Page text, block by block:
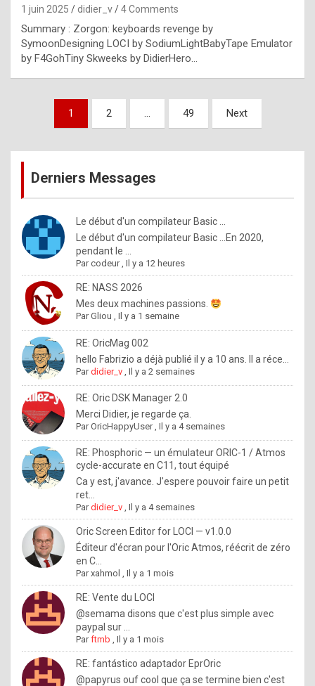
l
e
x
a
%
m
a
d
b
y
o
l
e
x
.
I
f
y
o
u
w
a
n
t
o
1 juin 2025 didier_v 4 Comments
Summary : Zorgon: keyboards revenge by
SymoonDesigning LOCI by SodiumLightBabyTape Emulator
by F4GohTiny Skweeks by DidierHero…
Pagination
publications
1 2 … 49 Next
Derniers Messages
Le début d'un compilateur Basic ...
Le début d'un compilateur Basic ...En 2020,
pendant le ...
Parcodeur,Il y a 12 heures
RE: NASS 2026
Mes deux machines passions.
ParGliou ,Il y a 1 semaine
RE: OricMag 002
hello Fabrizio a déjà publié il y a 10 ans. Il a réce...
Pardidier_v ,Il y a 2 semaines
RE: Oric DSK Manager 2.0
Merci Didier, je regarde ça.
ParOricHappyUser,Il y a 4 semaines
RE: Phosphoric — un émulateur ORIC-1 / Atmos
cycle-accurate en C11, tout équipé
Ca y est, j'avance. J'espere pouvoir faire un petit
ret...
Pardidier_v ,Il y a 4 semaines
Oric Screen Editor for LOCI — v1.0.0
Éditeur d'écran pour l'Oric Atmos, réécrit de zéro
en C...
Parxahmol ,Il y a 1 mois
RE: Vente du LOCI
@semama disons que c'est plus simple avec
paypal sur ...
Parftmb ,Il y a 1 mois
RE: fantástico adaptador EprOric
@papyrus ouf cool que ça se termine bien c'est